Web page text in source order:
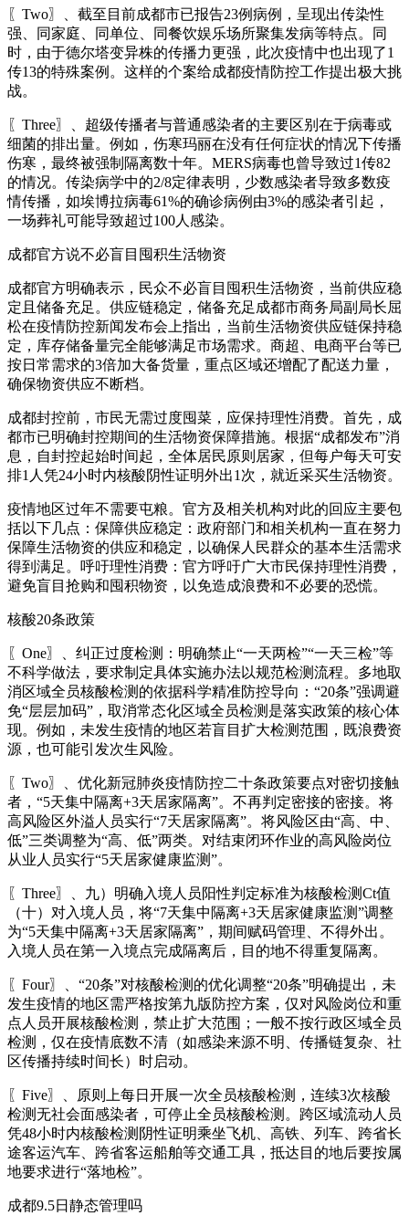
〖Two〗、截至目前成都市已报告23例病例，呈现出传染性
强、同家庭、同单位、同餐饮娱乐场所聚集发病等特点。同
时，由于德尔塔变异株的传播力更强，此次疫情中也出现了1
传13的特殊案例。这样的个案给成都疫情防控工作提出极大挑
战。
〖Three〗、超级传播者与普通感染者的主要区别在于病毒或
细菌的排出量。例如，伤寒玛丽在没有任何症状的情况下传播
伤寒，最终被强制隔离数十年。MERS病毒也曾导致过1传82
的情况。传染病学中的2/8定律表明，少数感染者导致多数疫
情传播，如埃博拉病毒61%的确诊病例由3%的感染者引起，
一场葬礼可能导致超过100人感染。
成都官方说不必盲目囤积生活物资
成都官方明确表示，民众不必盲目囤积生活物资，当前供应稳
定且储备充足。供应链稳定，储备充足成都市商务局副局长屈
松在疫情防控新闻发布会上指出，当前生活物资供应链保持稳
定，库存储备量完全能够满足市场需求。商超、电商平台等已
按日常需求的3倍加大备货量，重点区域还增配了配送力量，
确保物资供应不断档。
成都封控前，市民无需过度囤菜，应保持理性消费。首先，成
都市已明确封控期间的生活物资保障措施。根据“成都发布”消
息，自封控起始时间起，全体居民原则居家，但每户每天可安
排1人凭24小时内核酸阴性证明外出1次，就近采买生活物资。
疫情地区过年不需要屯粮。官方及相关机构对此的回应主要包
括以下几点：保障供应稳定：政府部门和相关机构一直在努力
保障生活物资的供应和稳定，以确保人民群众的基本生活需求
得到满足。呼吁理性消费：官方呼吁广大市民保持理性消费，
避免盲目抢购和囤积物资，以免造成浪费和不必要的恐慌。
核酸20条政策
〖One〗、纠正过度检测：明确禁止“一天两检”“一天三检”等
不科学做法，要求制定具体实施办法以规范检测流程。多地取
消区域全员核酸检测的依据科学精准防控导向：“20条”强调避
免“层层加码”，取消常态化区域全员检测是落实政策的核心体
现。例如，未发生疫情的地区若盲目扩大检测范围，既浪费资
源，也可能引发次生风险。
〖Two〗、优化新冠肺炎疫情防控二十条政策要点对密切接触
者，“5天集中隔离+3天居家隔离”。不再判定密接的密接。将
高风险区外溢人员实行“7天居家隔离”。将风险区由“高、中、
低”三类调整为“高、低”两类。对结束闭环作业的高风险岗位
从业人员实行“5天居家健康监测”。
〖Three〗、九）明确入境人员阳性判定标准为核酸检测Ct值
（十）对入境人员，将“7天集中隔离+3天居家健康监测”调整
为“5天集中隔离+3天居家隔离”，期间赋码管理、不得外出。
入境人员在第一入境点完成隔离后，目的地不得重复隔离。
〖Four〗、“20条”对核酸检测的优化调整“20条”明确提出，未
发生疫情的地区需严格按第九版防控方案，仅对风险岗位和重
点人员开展核酸检测，禁止扩大范围；一般不按行政区域全员
检测，仅在疫情底数不清（如感染来源不明、传播链复杂、社
区传播持续时间长）时启动。
〖Five〗、原则上每日开展一次全员核酸检测，连续3次核酸
检测无社会面感染者，可停止全员核酸检测。跨区域流动人员
凭48小时内核酸检测阴性证明乘坐飞机、高铁、列车、跨省长
途客运汽车、跨省客运船舶等交通工具，抵达目的地后要按属
地要求进行“落地检”。
成都9.5日静态管理吗